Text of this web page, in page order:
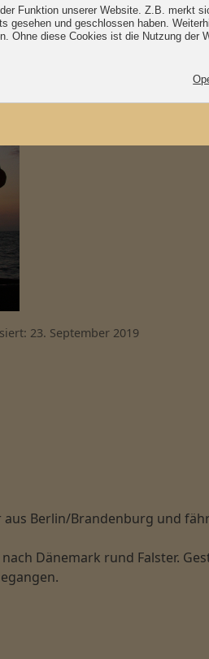
einer wunderbaren Hanse
mit denen wir viele schöne
23. September 2019
Berlin/Brandenburg und
Dänemark rund Falster.